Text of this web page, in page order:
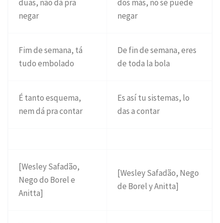
duas, não dá pra
negar
dos más, no se puede
negar
Fim de semana, tá
tudo embolado
De fin de semana, eres
de toda la bola
É tanto esquema,
nem dá pra contar
Es así tu sistemas, lo
das a contar
[Wesley Safadão,
Nego do Borel e
Anitta]
[Wesley Safadão, Nego
de Borel y Anitta]